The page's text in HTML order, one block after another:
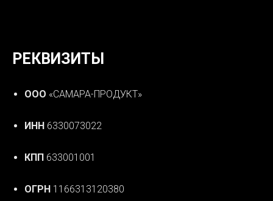
РЕКВИЗИТЫ
ООО «САМАРА-ПРОДУКТ»
ИНН 6330073022
КПП 633001001
ОГРН 1166313120380